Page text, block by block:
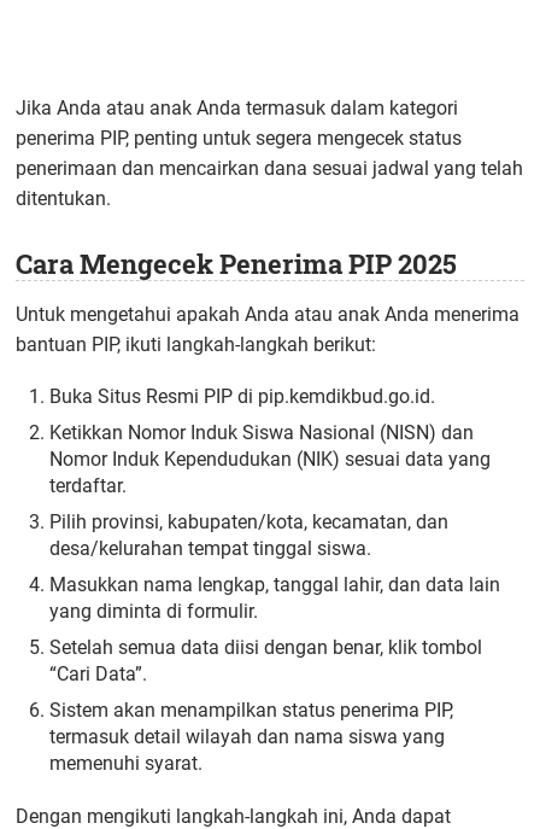
Jika Anda atau anak Anda termasuk dalam kategori
penerima PIP, penting untuk segera mengecek status
penerimaan dan mencairkan dana sesuai jadwal yang telah
ditentukan.
Cara Mengecek Penerima PIP 2025
Untuk mengetahui apakah Anda atau anak Anda menerima
bantuan PIP, ikuti langkah-langkah berikut:
Buka Situs Resmi PIP di pip.kemdikbud.go.id.
Ketikkan Nomor Induk Siswa Nasional (NISN) dan
Nomor Induk Kependudukan (NIK) sesuai data yang
terdaftar.
Pilih provinsi, kabupaten/kota, kecamatan, dan
desa/kelurahan tempat tinggal siswa.
Masukkan nama lengkap, tanggal lahir, dan data lain
yang diminta di formulir.
Setelah semua data diisi dengan benar, klik tombol
“Cari Data”.
Sistem akan menampilkan status penerima PIP,
termasuk detail wilayah dan nama siswa yang
memenuhi syarat.
Dengan mengikuti langkah-langkah ini, Anda dapat